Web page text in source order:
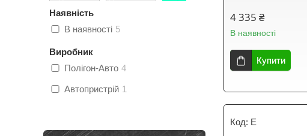
4 335 ₴
В наявності
Купити
E
Наявність
В наявності 5
Виробник
Полігон-Авто 4
Автопристрій 1